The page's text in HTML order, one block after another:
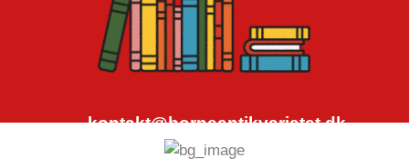
kontakt@borneantikvariatet.dk